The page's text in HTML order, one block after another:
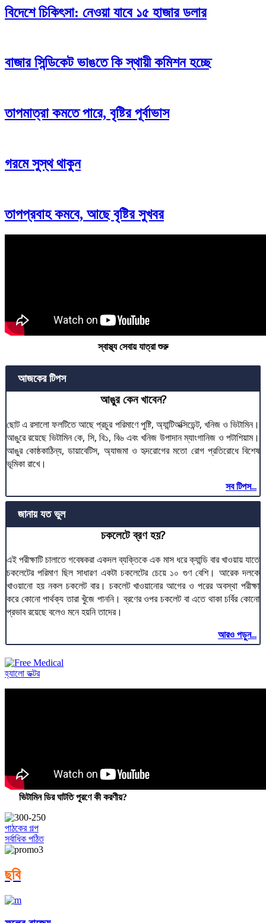
বিদেশে চিকিৎসা: নেওয়া যাবে ১৫ হাজার ডলার
বাজার সিন্ডিকেট ভাঙতে কি স্থায়ী কমিশন হচ্ছে
তাপমাত্রা কমতে পারে, বৃষ্টির পূর্বাভাস
গরমে সুস্থ থাকুন
তাপপ্রবাহ কমবে, আছে বৃষ্টির সুখবর
স্বাস্থ্য সেবায় যাত্রা শুরু
আজকের টিপস
আঙুর কেন খাবেন?
ছোট এ রসালো ফলটিতে আছে প্রচুর পরিমাণে পুষ্টি, অ্যান্টিঅক্সিডেন্ট, খনিজ ও ভিটামিন।
আঙুরে রয়েছে ভিটামিন কে, সি, বি১, বি৬ এবং খনিজ উপাদান ম্যাংগানিজ ও পটাশিয়াম।
আঙুর কোষ্ঠকাঠিন্য, ডায়াবেটিস, অ্যাজমা ও হৃদরোগের মতো রোগ প্রতিরোধে বিশেষ
ভূমিকা রাখে।
সব টিপস...
জানায় যত ভুল
চকলেটে ব্রণ হয়?
এই পরীক্ষাটি চালাতে গবেষকরা একদল ব্যক্তিকে এক মাস ধরে ক্যান্ডি বার খাওয়ায় যাতে
চকলেটের পরিমাণ ছিল সাধারণ একটা চকলেটের চেয়ে ১০ গুণ বেশি। আরেক দলকে
খাওয়ানো হয় নকল চকলেট বার। চকলেট খাওয়ানোর আগের ও পরের অবস্থা পরীক্ষা
করে কোনো পার্থক্য তারা খুঁজে পাননি। ব্রণের ওপর চকলেট বা এতে থাকা চর্বির কোনো
প্রভাব রয়েছে বলেও মনে হয়নি তাদের।
আরও পড়ুন...
হ্যালো ডক্টর
ভিটামিন ডির ঘাটতি পূরণে কী করণীয়?
পাঠকের গল্প
সর্বাধিক পঠিত
ছবি